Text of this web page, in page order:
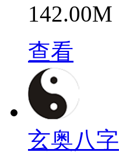
142.00M
查看
玄奥八字